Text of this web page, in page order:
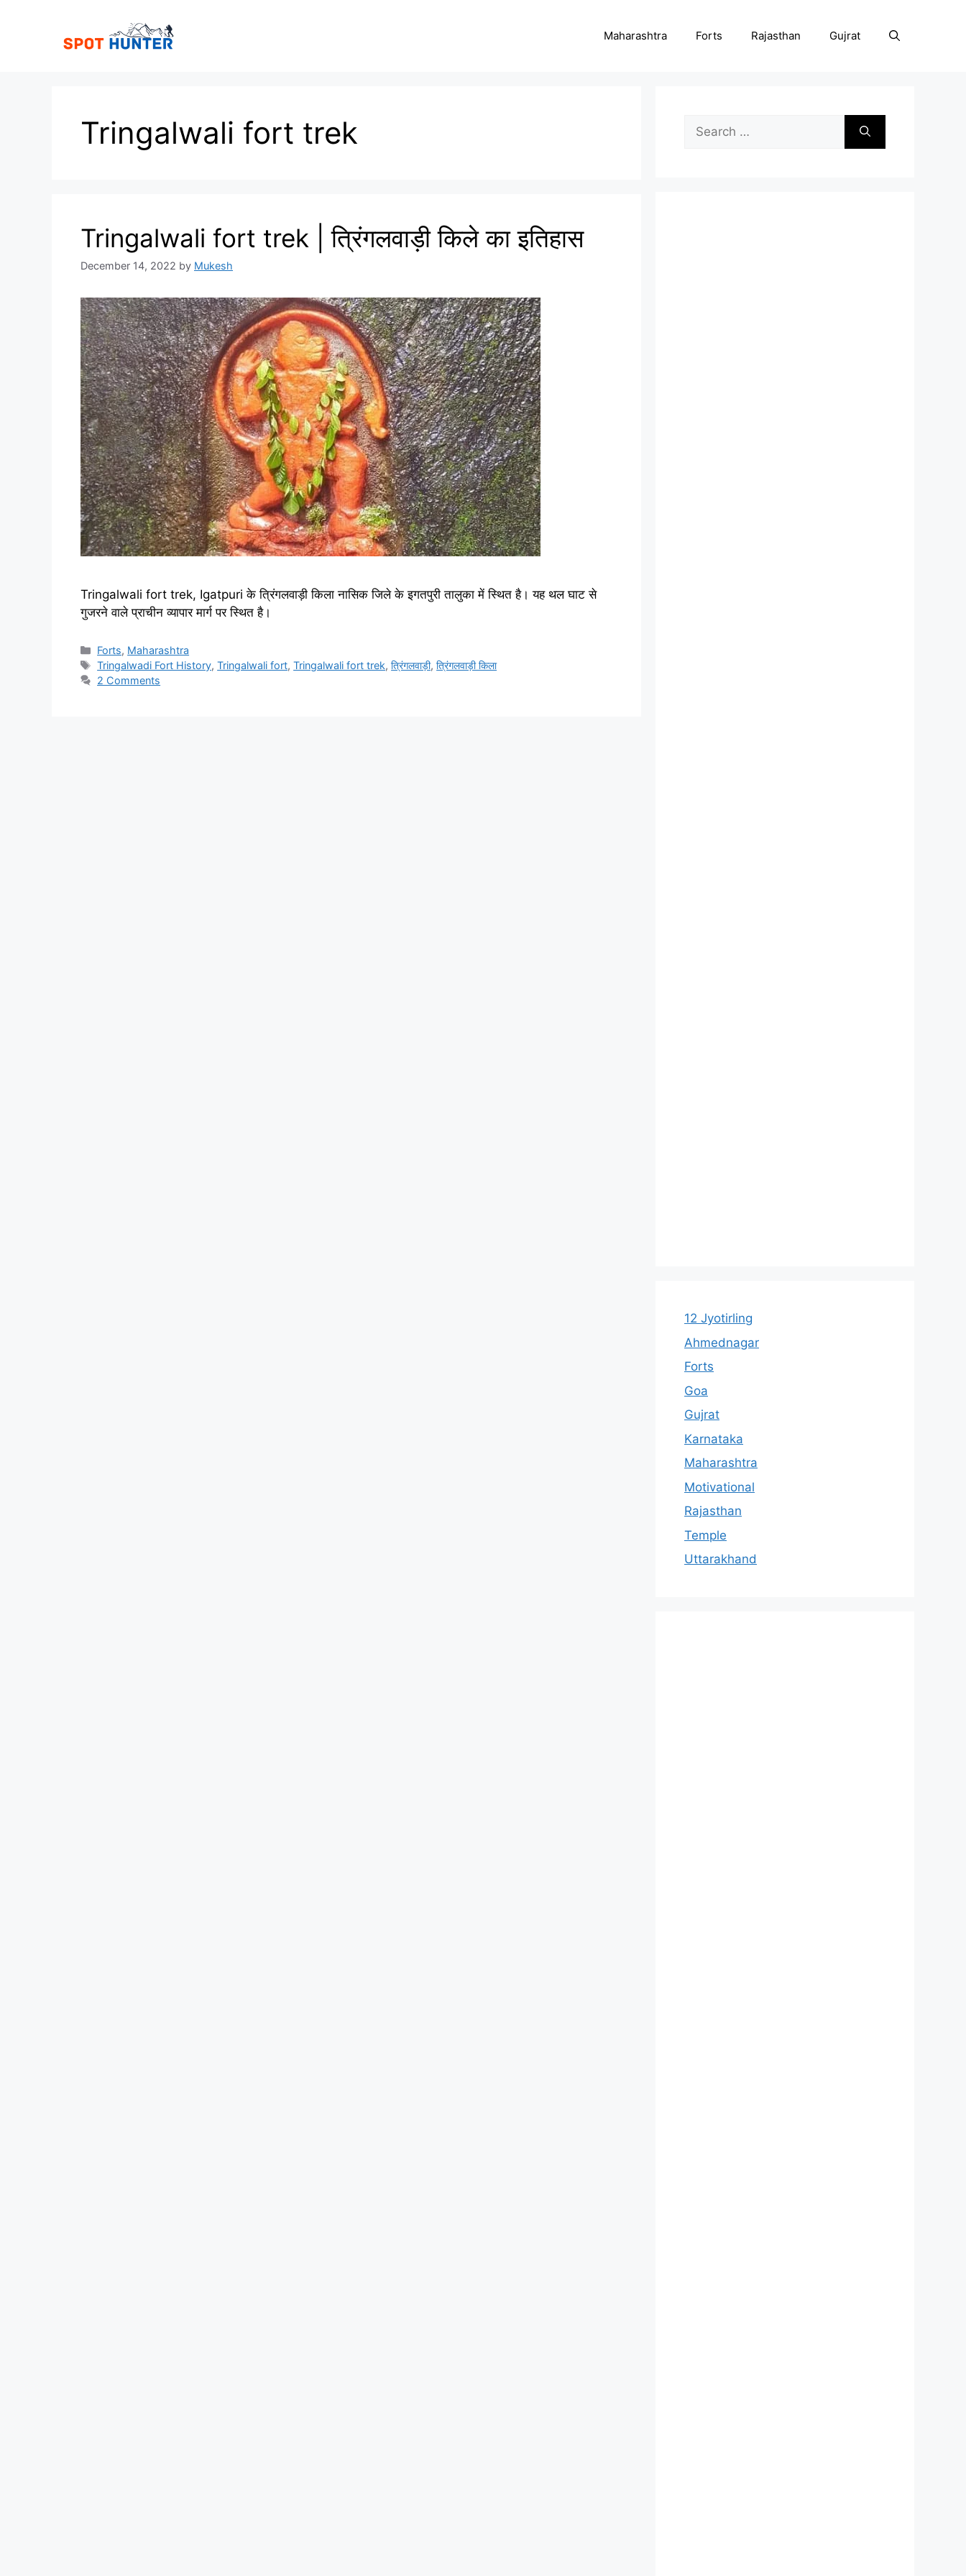
Maharashtra Forts Rajasthan Gujrat
Tringalwali fort trek
Tringalwali fort trek | त्रिंगलवाड़ी किले का इतिहास
December 14, 2022 by Mukesh
Tringalwali fort trek, Igatpuri के त्रिंगलवाड़ी किला नासिक जिले के इगतपुरी तालुका में स्थित है। यह थल घाट से
गुजरने वाले प्राचीन व्यापार मार्ग पर स्थित है।
Categories
Forts, Maharashtra
Tags
Tringalwadi Fort History,Tringalwali fort,Tringalwali fort trek,त्रिंगलवाड़ी,त्रिंगलवाड़ी किला
2 Comments
Search
for:
12 Jyotirling
Ahmednagar
Forts
Goa
Gujrat
Karnataka
Maharashtra
Motivational
Rajasthan
Temple
Uttarakhand